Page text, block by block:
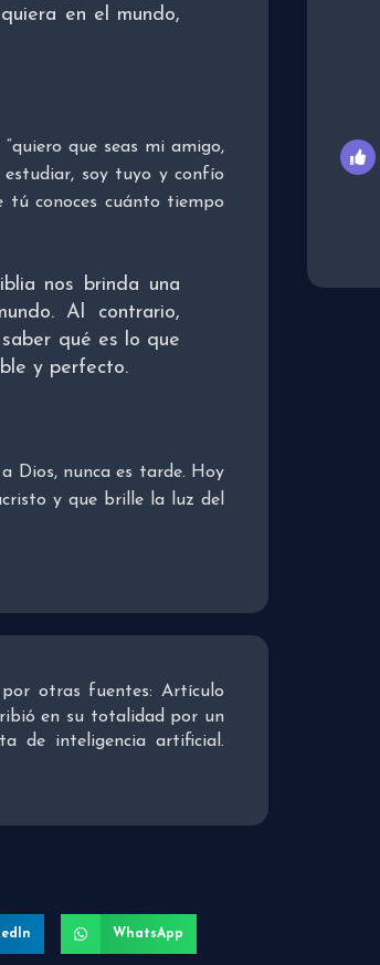
en el mundo,
que seas mi amigo,
soy tuyo y confío
tú conoces cuánto tiempo
nos brinda una
Al contrario,
qué es lo que
y perfecto.
Dios, nunca es tarde. Hoy
y que brille la luz del
otras fuentes: Artículo
en su totalidad por un
de inteligencia artificial.
WhatsApp